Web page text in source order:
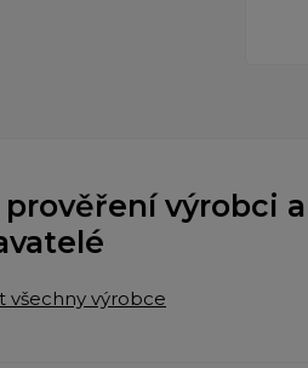
prověření výrobci a
všechny výrobce